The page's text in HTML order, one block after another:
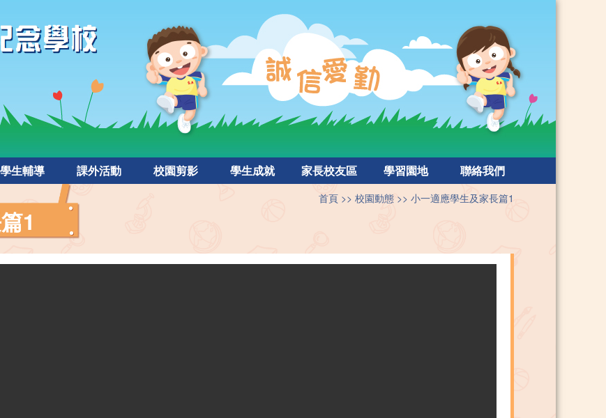
學生輔導 課外活動 校園剪影 學生成就 家長校友區 學習園地 聯絡我們
1
首頁 校園動態 小一適應學生及家長篇1